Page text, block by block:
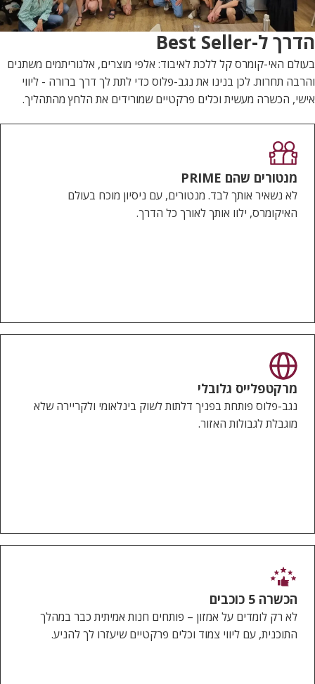
הדרך ל-Best Seller
בעולם האי-קומרס קל ללכת לאיבוד: אלפי מוצרים, אלגוריתמים משתנים
והרבה תחרות. לכן בנינו את נגב-פלוס כדי לתת לך דרך ברורה - ליווי
אישי, הכשרה מעשית וכלים פרקטיים שמורידים את הלחץ מהתהליך.
מנטורים שהם PRIME
לא נשאיר אותך לבד. מנטורים, עם ניסיון מוכח בעולם
האיקומרס, ילוו אותך לאורך כל הדרך.
מרקטפלייס גלובלי
נגב-פלוס פותחת בפניך דלתות לשוק בינלאומי ולקריירה שלא
מוגבלת לגבולות האזור.
הכשרה 5 כוכבים
לא רק לומדים על אמזון – פותחים חנות אמיתית כבר במהלך
התוכנית, עם ליווי צמוד וכלים פרקטיים שיעזרו לך להניע.